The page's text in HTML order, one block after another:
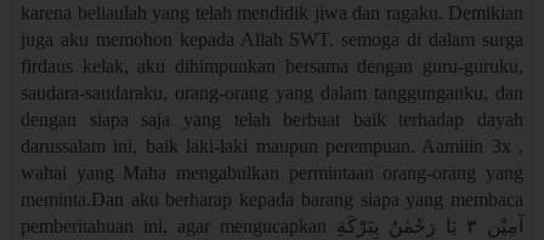
karena beliaulah yang telah mendidik jiwa dan ragaku. Demikian
juga aku memohon kepada Allah SWT. semoga di dalam surga
firdaus kelak, aku dihimpunkan bersama dengan guru-guruku,
saudara-saudaraku, orang-orang yang dalam tanggunganku, dan
dengan siapa saja yang telah berbuat baik terhadap dayah
darussalam ini, baik laki-laki maupun perempuan. Aamiiin 3x ,
wahai yang Maha mengabulkan permintaan orang-orang yang
meminta.Dan aku berharap kepada barang siapa yang membaca
pemberitahuan ini, agar mengucapkan آمِيْن ٣ يَا رَحْمٰنُ بِبَرْكَةِ